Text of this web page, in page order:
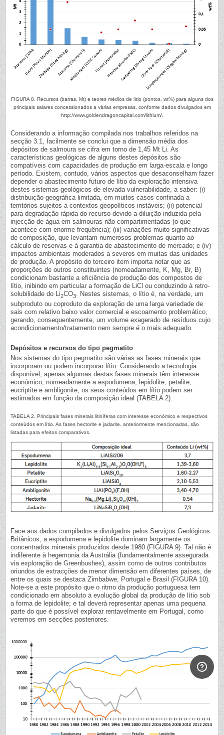
FIGURA 8. Recursos (barras, Mt) e teores médios de lítio (pontos, wt%) para alguns dos
principais salares concessionados a várias empresas, conforme dados divulgados em
http://www.goldendragoncapital.com/lithium/.
Considerando a informação compilada nos trabalhos referidos na
secção 3.1, facilmente se conclui que a dimensão média dos
depósitos de salmoura se cifra em torno de 1,45 Mt Li. As
características geológicas de alguns destes depósitos são
compatíveis com capacidades de produção em larga-escala e longo
período. Existem, contudo, vários aspectos que desaconselham fazer
depender o abastecimento futuro de lítio da exploração intensiva
destes sistemas geológicos de elevada vulnerabilidade, a saber: (i)
distribuição geográfica limitada, em muitos casos confinada a
territórios sujeitos a contextos geopolíticos instáveis; (ii) potencial
para degradação rápida do recurso devido a diluição induzida pela
injecção de água em salmouras não compartimentadas (o que
acontece com enorme frequência); (iii) variações muito significativas
de composição, que levantam numerosos problemas quanto ao
cálculo de reservas e à garantia de abastecimento de mercado; e (iv)
impactos ambientais moderados a severos em muitas das unidades
de produção. A propósito do terceiro item importa notar que as
proporções de outros constituintes (nomeadamente, K, Mg, Br, B)
condicionam bastante a eficiência de produção dos compostos de
lítio, inibindo em particular a formação de LiCl ou conduzindo à retro-
solubilidade do Li2CO3. Nestes sistemas, o lítio é, na verdade, um
subproduto ou coproduto da exploração de uma larga variedade de
sais com relativo baixo valor comercial e escoamento problemático,
gerando, consequentemente, um volume exagerado de resíduos cujo
acondicionamento/tratamento nem sempre é o mais adequado.
Depósitos e recursos do tipo pegmatito
Nos sistemas do tipo pegmatito são várias as fases minerais que
incorporam ou podem incorporar lítio. Considerando a tecnologia
disponível, apenas algumas destas fases minerais têm interesse
económico, nomeadamente a espodumena, lepidolite, petalite,
eucriptite e ambligonite; os seus conteúdos em lítio podem ser
estimados em função da composição ideal (TABELA 2).
TABELA 2. Principais fases minerais litiníferas com interesse económico e respectivos
conteúdos em lítio. As fases hectorite e jadarite, anteriormente mencionadas, são
listadas para efeitos comparativos.
Face aos dados compilados e divulgados pelos Serviços Geológicos
Britânicos, a espodumena e lepidolite dominam largamente os
concentrados minerais produzidos desde 1980 (FIGURA 9). Tal não é
indiferente à hegemonia da Austrália (fundamentalmente assegurada
via exploração de Greenbushes), assim como de outros contributos
oriundos de extracções de menor dimensão em diferentes países, de
entre os quais se destaca Zimbabwe, Portugal e Brasil (FIGURA 10).
Note-se a este propósito que o ritmo da produção portuguesa tem
condicionado em absoluto a evolução global da produção de lítio sob
a forma de lepidolite; e tal deverá representar apenas uma pequena
parte do que é possível explorar rentavelmente em Portugal, como
veremos em secções posteriores.